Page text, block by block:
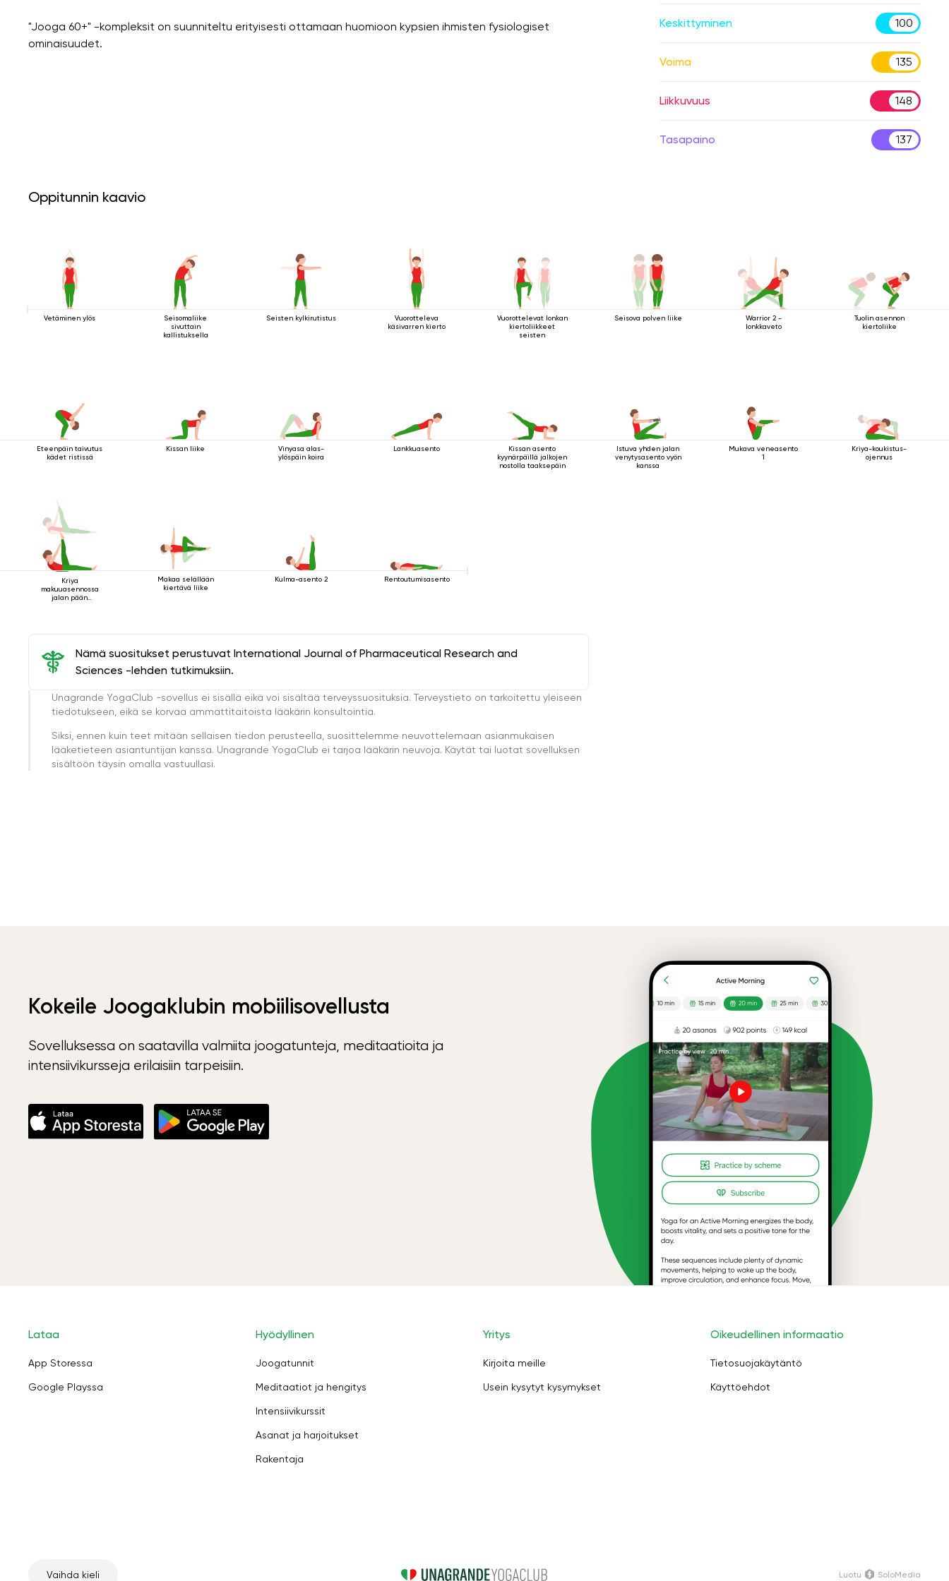
"Jooga 60+" -kompleksit on suunniteltu erityisesti ottamaan huomioon kypsien ihmisten fysiologiset
ominaisuudet.
Keskittyminen 100
Voima 135
Liikkuvuus 148
Tasapaino 137
Oppitunnin kaavio
Vetäminen ylös
Seisomaliike
sivuttain
kallistuksella
Seisten kylkirutistus
Vuorotteleva
käsivarren kierto
Vuorottelevat lonkan
kiertoliikkeet
seisten
Seisova polven liike
Warrior 2 -
lonkkaveto
Tuolin asennon
kiertoliike
Eteenpäin taivutus
kädet ristissä
Kissan liike
Vinyasa alas-
ylöspäin koira
Lankkuasento
Kissan asento
kyynärpäillä jalkojen
nostolla taaksepäin
Istuva yhden jalan
venytysasento vyön
kanssa
Mukava veneasento
1
Kriya-koukistus-
ojennus
Kriya
makuuasennossa
jalan pään
Makaa selällään
kiertävä liike
Kulma-asento 2 Rentoutumisasento
Nämä suositukset perustuvat International Journal of Pharmaceutical Research and
Sciences -lehden tutkimuksiin.
Unagrande YogaClub -sovellus ei sisällä eikä voi sisältää terveyssuosituksia. Terveystieto on tarkoitettu yleiseen
tiedotukseen, eikä se korvaa ammattitaitoista lääkärin konsultointia.
Siksi, ennen kuin teet mitään sellaisen tiedon perusteella, suosittelemme neuvottelemaan asianmukaisen
lääketieteen asiantuntijan kanssa. Unagrande YogaClub ei tarjoa lääkärin neuvoja. Käytät tai luotat sovelluksen
sisältöön täysin omalla vastuullasi.
Kokeile Joogaklubin mobiilisovellusta
Sovelluksessa on saatavilla valmiita joogatunteja, meditaatioita ja
intensiivikursseja erilaisiin tarpeisiin.
Lataa
App Storessa
Google Playssa
Hyödyllinen
Joogatunnit
Meditaatiot ja hengitys
Intensiivikurssit
Asanat ja harjoitukset
Rakentaja
Yritys
Kirjoita meille
Usein kysytyt kysymykset
Oikeudellinen informaatio
Tietosuojakäytäntö
Käyttöehdot
Vaihda kieli Luotu SoloMedia